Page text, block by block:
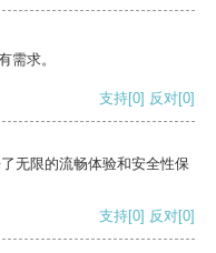
需求。
支持[0] 反对[0]
无限的流畅体验和安全性保
支持[0] 反对[0]